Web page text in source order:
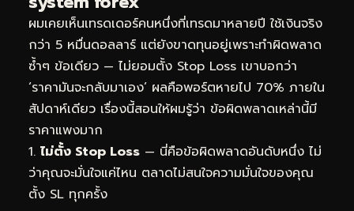
ผมเคยเห็นเทรดเดอร์คนหนึ่งที่เทรดมาหลายปี ใช้เงินจริง
กว่า 5 หมื่นดอลลาร์ แต่ยังขาดทุนอยู่เพราะทำผิดพลาด
ซ้ำๆ ข้อเดียว — ไม่ยอมตั้ง Stop Loss เขาบอกว่า
‘ราคามันจะกลับมาเอง’ ผลคือพอร์ตหายไป 70% ภายใน
สัปดาห์เดียว เรื่องนี้สอนให้ผมรู้ว่า ข้อผิดพลาดเหล่านี้มี
ราคาแพงมาก
ไม่ตั้ง Stop Loss — นี่คือข้อผิดพลาดอันดับหนึ่ง ไม่
ว่าคุณจะมั่นใจแค่ไหน ตลาดไม่สนใจความมั่นใจของคุณ
ตั้ง SL ทุกครั้ง